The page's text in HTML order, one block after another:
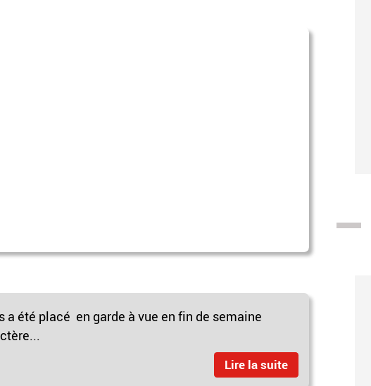
a été placé en garde à vue en fin de semaine
Lire la suite